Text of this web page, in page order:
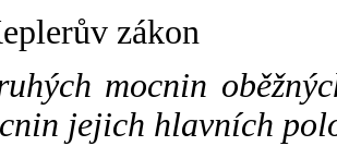
zákon
mocnin
jejich hlavních